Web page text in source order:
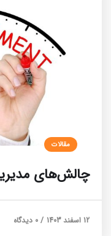
مقالات
چالش‌های
12 اسفند 1403 / 0 دیدگاه